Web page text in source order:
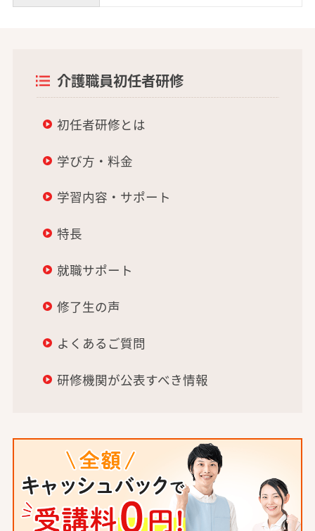
介護職員初任者研修
初任者研修とは
学び方・料金
学習内容・サポート
特長
就職サポート
修了生の声
よくあるご質問
研修機関が公表すべき情報